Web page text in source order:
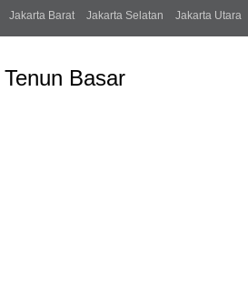
Jakarta Barat
Jakarta Selatan Jakarta Utara
Tenun Basar